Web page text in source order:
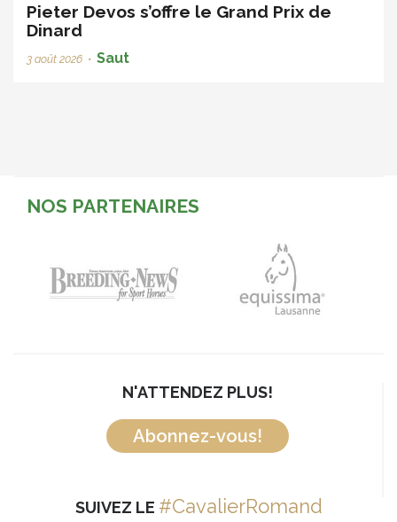
Pieter Devos s’offre le Grand Prix de
Dinard
3 août 2026 • Saut
NOS PARTENAIRES
N'ATTENDEZ PLUS!
Abonnez-vous!
SUIVEZ LE #CavalierRomand